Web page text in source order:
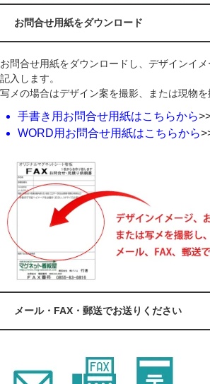
お問合せ用紙をダウンロード
お問合せ用紙をダウンロードし、デザインイ
記入します。
写メの場合はデザイン案を撮影、または現物を
手書き用お問合せ用紙はこちらから
WORD用お問合せ用紙はこちらから
メール・FAX・郵送でお送りください